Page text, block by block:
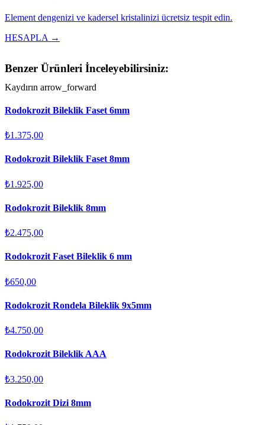
Element dengenizi ve kadersel kristalinizi ücretsiz tespit edin.
HESAPLA →
Benzer Ürünleri İnceleyebilirsiniz:
Kaydırın arrow_forward
Rodokrozit Bileklik Faset 6mm
₺1.375,00
Rodokrozit Bileklik Faset 8mm
₺1.925,00
Rodokrozit Bileklik 8mm
₺2.475,00
Rodokrozit Faset Bileklik 6 mm
₺650,00
Rodokrozit Rondela Bileklik 9x5mm
₺4.750,00
Rodokrozit Bileklik AAA
₺3.250,00
Rodokrozit Dizi 8mm